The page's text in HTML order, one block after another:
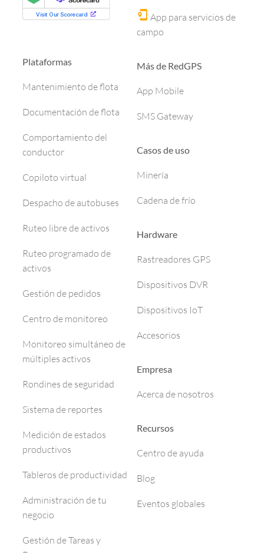
Plataformas
Mantenimiento de flota
Documentación de flota
Comportamiento del
conductor
Copiloto virtual
Despacho de autobuses
Ruteo libre de activos
Ruteo programado de
activos
Gestión de pedidos
Centro de monitoreo
Monitoreo simultáneo de
múltiples activos
Rondines de seguridad
Sistema de reportes
Medición de estados
productivos
Tableros de productividad
Administración de tu
negocio
Gestión de Tareas y
App para servicios de
campo
Más de RedGPS
App Mobile
SMS Gateway
Casos de uso
Minería
Cadena de frío
Hardware
Rastreadores GPS
Dispositivos DVR
Dispositivos IoT
Accesorios
Empresa
Acerca de nosotros
Recursos
Centro de ayuda
Blog
Eventos globales